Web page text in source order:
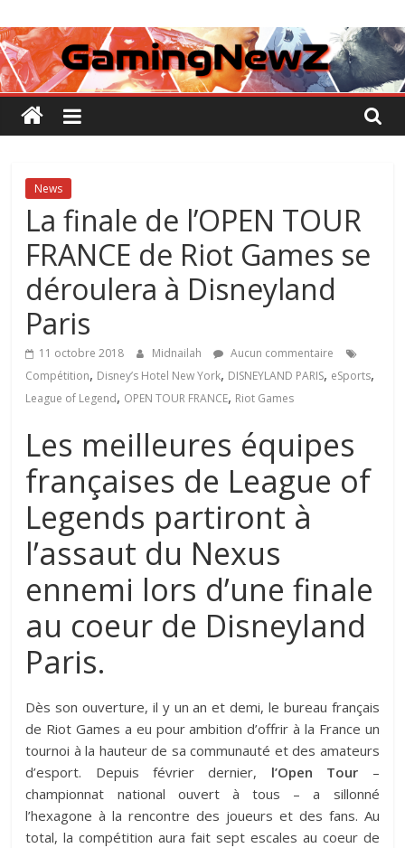
au
contenu
GamingNewZ
Tests
et
Actu
des
vidéo
News
La finale de l’OPEN TOUR
FRANCE de Riot Games se
déroulera à Disneyland
Paris
11 octobre 2018 Midnailah
Aucun commentaire
Compétition, Disney’s Hotel New York, DISNEYLAND PARIS, eSports,
League of Legend, OPEN TOUR FRANCE, Riot Games
Les meilleures équipes
françaises de League of
Legends partiront à
l’assaut du Nexus
ennemi lors d’une finale
au coeur de Disneyland
Paris.
Dès son ouverture, il y un an et demi, le bureau français
de Riot Games a eu pour ambition d’offrir à la France un
tournoi à la hauteur de sa communauté et des amateurs
d’esport. Depuis février dernier, l’Open Tour –
championnat national ouvert à tous – a sillonné
l’hexagone à la rencontre des joueurs et des fans. Au
total, la compétition aura fait sept escales au coeur de